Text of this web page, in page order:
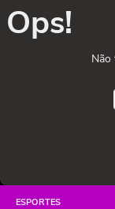
Ops!
ESPORTES